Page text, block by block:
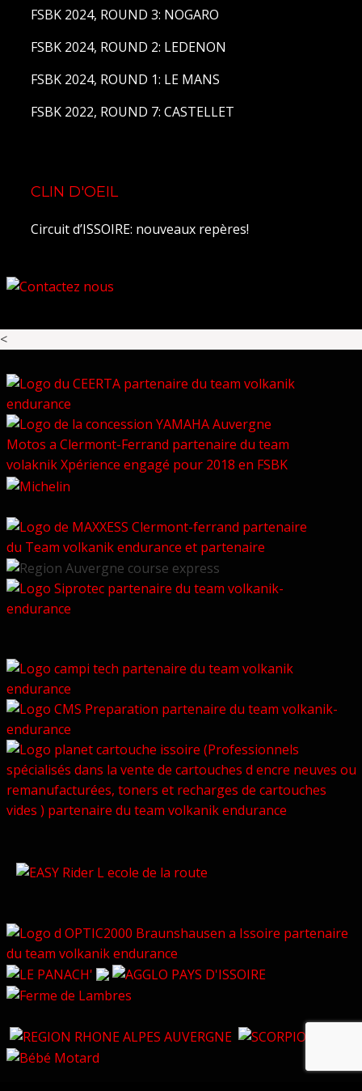
FSBK 2024, ROUND 3: NOGARO
FSBK 2024, ROUND 2: LEDENON
FSBK 2024, ROUND 1: LE MANS
FSBK 2022, ROUND 7: CASTELLET
CLIN D'OEIL
Circuit d’ISSOIRE: nouveaux repères!
<